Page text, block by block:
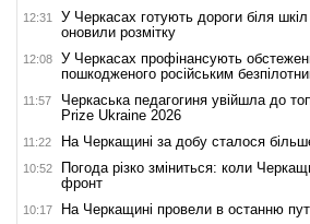
12:31
У Черкасах готують дороги біля
оновили розмітку
12:08
У Черкасах профінансують
пошкодженого російським
11:57
Черкаська педагогиня увійшла до
Prize Ukraine 2026
11:22 На Черкащині за добу сталося
10:52
Погода різко зміниться: коли
фронт
10:17 На Черкащині провели в останню